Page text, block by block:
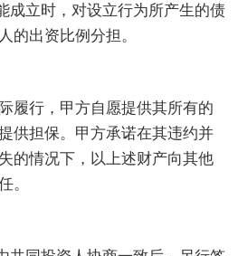
成立时，对设立行为所产生的债
的出资比例分担。
履行，甲方自愿提供其所有的
供担保。甲方承诺在其违约并
的情况下，以上述财产向其他
。